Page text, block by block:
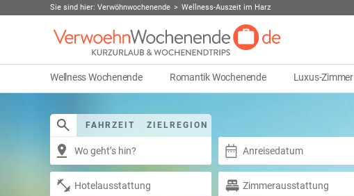
Sie sind hier: Verwöhnwochenende Wellness-Auszeit im Harz
Wellness Wochenende Romantik Wochenende Luxus-Zimmer
FAHRZEIT ZIELREGION